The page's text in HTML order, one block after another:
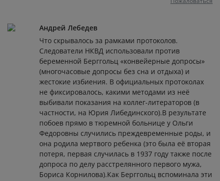
Андрей Лебедев
Что скрывалось за рамками протоколов.
Следователи НКВД использовали против
беременной Берггольц «конвейерные допросы»
(многочасовые допросы без сна и отдыха) и
жестокие избиения. В официальных протоколах
не фиксировалось, какими методами из неё
выбивали показания на коллег-литераторов (в
частности, на Юрия Либединского).В результате
побоев прямо в тюремной больнице у Ольги
Федоровны случились преждевременные роды, и
она родила мертвого ребенка (это была её вторая
потеря, первая случилась в 1937 году также после
допроса по делу расстрелянного первого мужа,
Бориса Корнилова).Как Берггольц вспоминала эти